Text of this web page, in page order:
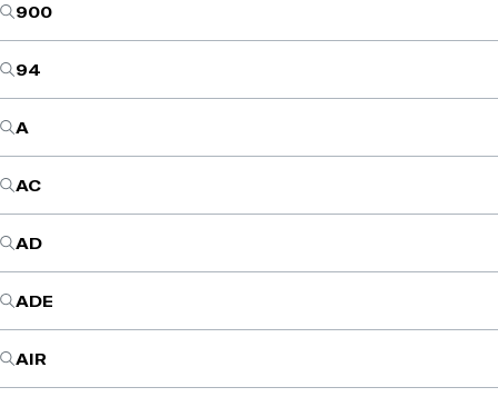
900
94
A
AC
AD
ADE
AIR